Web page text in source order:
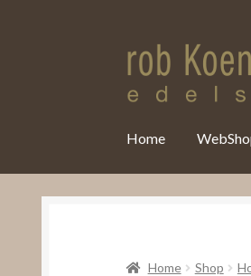
Home
Home Shop